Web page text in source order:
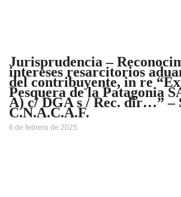
Jurisprudencia –
intereses resarcitorios
del contribuyente, in re
Pesquera de la Patagonia
A) c/ DGA s / Rec. dir…” –
C.N.A.C.A.F.
6 de febrero de 2025